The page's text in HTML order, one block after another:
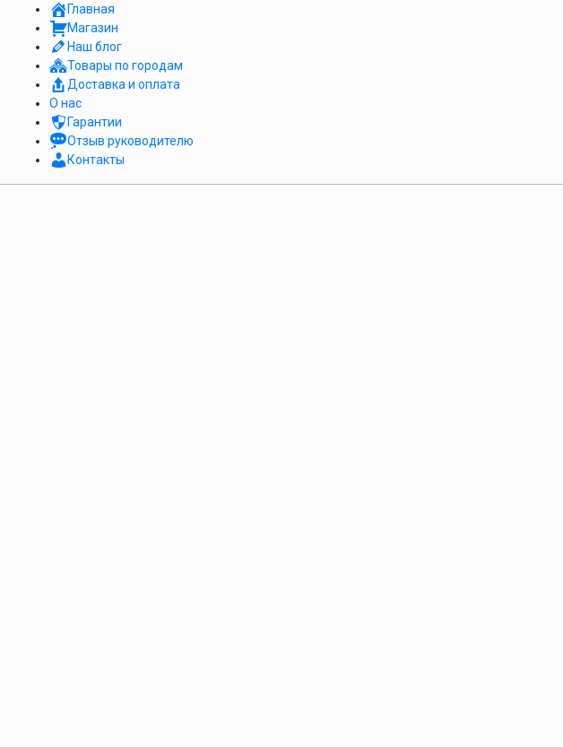
Главная
Магазин
Наш блог
Товары по городам
Доставка и оплата
О нас
Гарантии
Отзыв руководителю
Контакты